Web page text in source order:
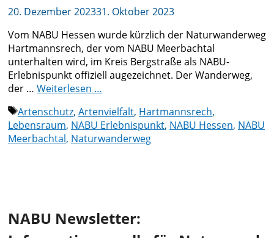
20. Dezember 202331. Oktober 2023
Vom NABU Hessen wurde kürzlich der Naturwanderweg
Hartmannsrech, der vom NABU Meerbachtal
unterhalten wird, im Kreis Bergstraße als NABU-
Erlebnispunkt offiziell augezeichnet. Der Wanderweg,
der … Weiterlesen …
Schlagwörter
Artenschutz, Artenvielfalt, Hartmannsrech,
Lebensraum, NABU Erlebnispunkt, NABU Hessen, NABU
Meerbachtal, Naturwanderweg
NABU Newsletter: